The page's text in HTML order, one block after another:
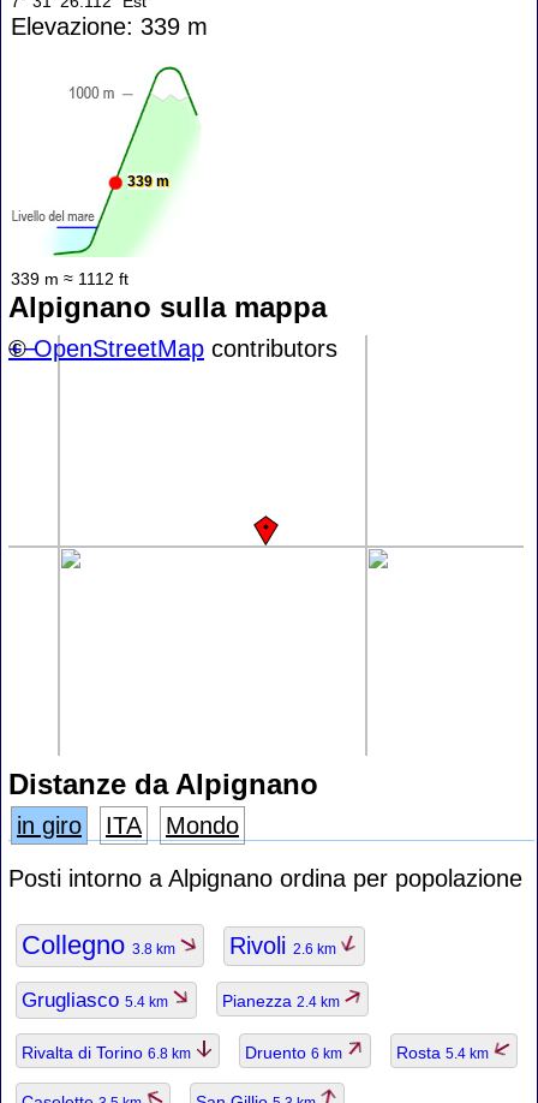
Elevazione: 339 m
339 m
339 m ≈ 1112 ft
Alpignano sulla mappa
+−
©OpenStreetMap contributors
Distanze da Alpignano
in giro ITA
Mondo
Posti intorno a Alpignano ordina per popolazione
Collegno 3.8 km Rivoli 2.6 km
Grugliasco 5.4 km Pianezza 2.4 km
Rivalta di Torino 6.8 km Druento 6 km Rosta 5.4 km